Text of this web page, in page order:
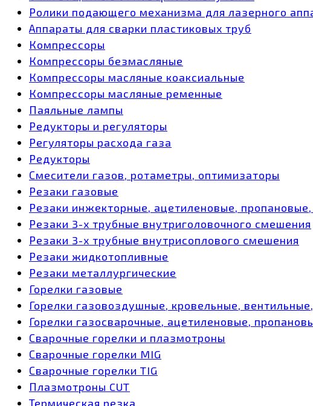
Ролики подающего механизма для лазерного
Аппараты для сварки пластиковых труб
Компрессоры
Компрессоры безмасляные
Компрессоры масляные коаксиальные
Компрессоры масляные ременные
Паяльные лампы
Редукторы и регуляторы
Регуляторы расхода газа
Редукторы
Смесители газов, ротаметры, оптимизаторы
Резаки газовые
Резаки инжекторные, ацетиленовые,
Резаки 3-х трубные внутриголовочного смешения
Резаки 3-х трубные внутрисоплового смешения
Резаки жидкотопливные
Резаки металлургические
Горелки газовые
Горелки газовоздушные, кровельные,
Горелки газосварочные, ацетиленовые,
Сварочные горелки и плазмотроны
Сварочные горелки MIG
Сварочные горелки TIG
Плазмотроны CUT
Термическая резка